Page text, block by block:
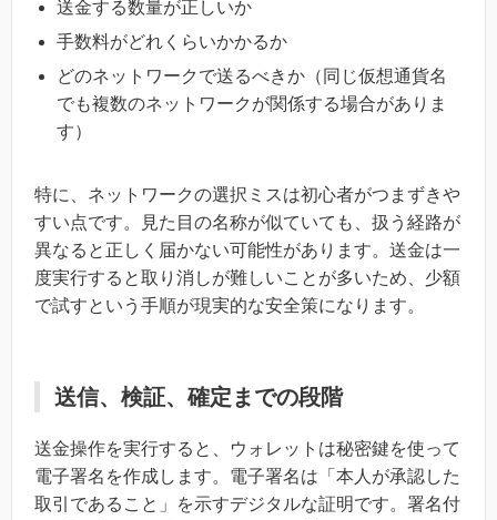
送金する数量が正しいか
手数料がどれくらいかかるか
どのネットワークで送るべきか（同じ仮想通貨名
でも複数のネットワークが関係する場合がありま
す）
特に、ネットワークの選択ミスは初心者がつまずきや
すい点です。見た目の名称が似ていても、扱う経路が
異なると正しく届かない可能性があります。送金は一
度実行すると取り消しが難しいことが多いため、少額
で試すという手順が現実的な安全策になります。
送信、検証、確定までの段階
送金操作を実行すると、ウォレットは秘密鍵を使って
電子署名を作成します。電子署名は「本人が承認した
取引であること」を示すデジタルな証明です。署名付